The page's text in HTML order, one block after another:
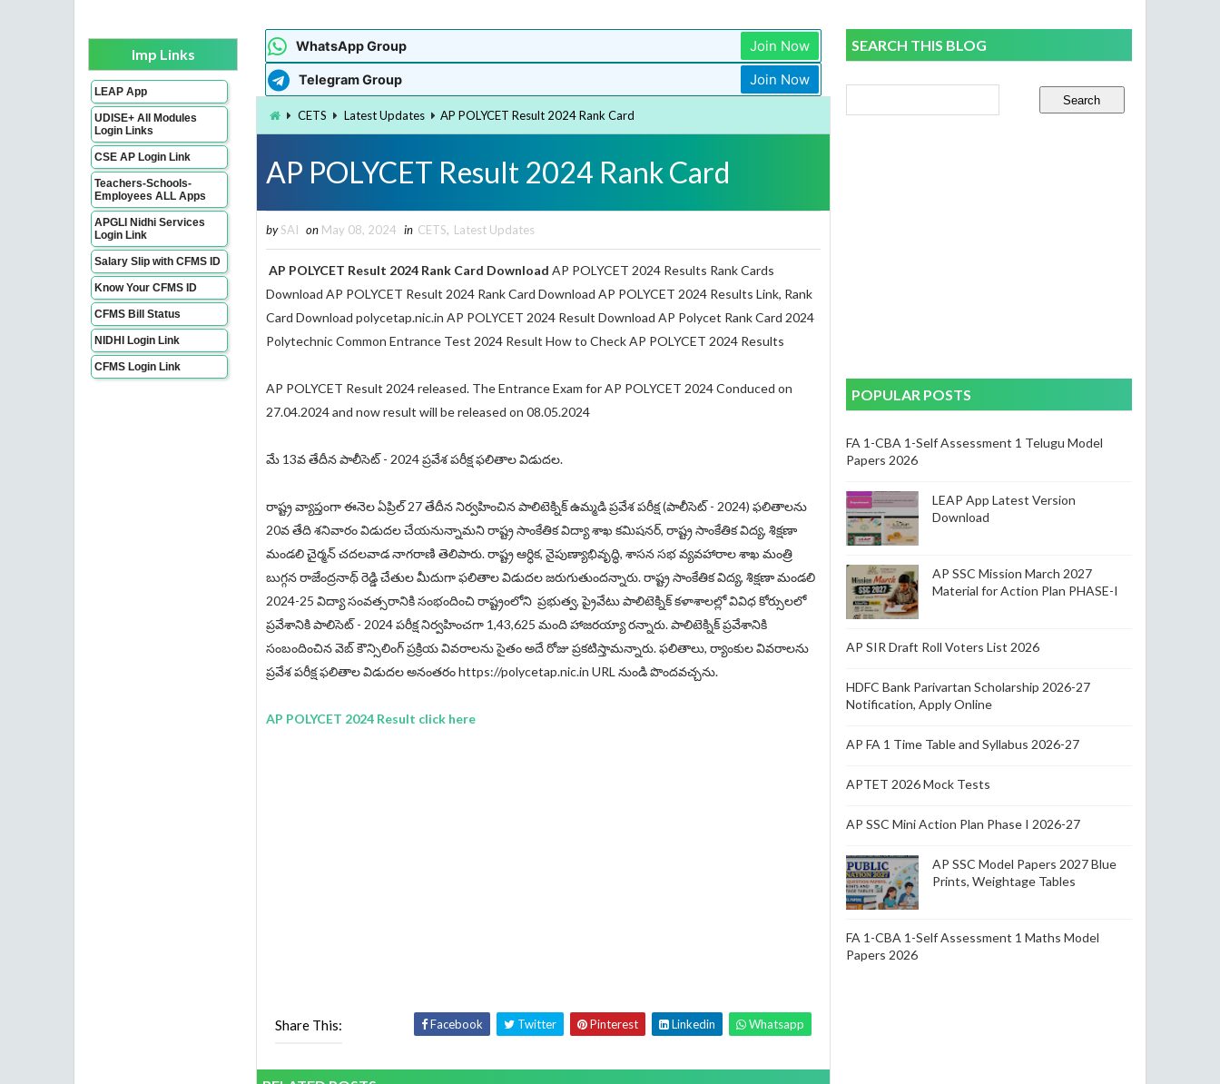
Imp Links
LEAP App
UDISE+ All Modules
Login Links
CSE AP Login Link
Teachers-Schools-
Employees ALL Apps
APGLI Nidhi Services
Login Link
Salary Slip with CFMS ID
Know Your CFMS ID
CFMS Bill Status
NIDHI Login Link
CFMS Login Link
WhatsApp Group Join Now
Telegram Group Join Now
CETS Latest Updates AP POLYCET Result 2024 Rank Card
AP POLYCET Result 2024 Rank Card
by SAI on May 08, 2024 in CETS, Latest Updates
AP POLYCET Result 2024 Rank Card Download AP POLYCET 2024 Results Rank Cards
Download AP POLYCET Result 2024 Rank Card Download AP POLYCET 2024 Results Link, Rank
Card Download polycetap.nic.in AP POLYCET 2024 Result Download AP Polycet Rank Card 2024
Polytechnic Common Entrance Test 2024 Result How to Check AP POLYCET 2024 Results
AP POLYCET Result 2024 released. The Entrance Exam for AP POLYCET 2024 Conduced on
27.04.2024 and now result will be released on 08.05.2024
మే 13వ తేదీన పాలీసెట్ - 2024 ప్రవేశ పరీక్ష ఫలితాల విడుదల.
రాష్ట్ర వ్యాప్తంగా ఈనెల ఏప్రిల్ 27 తేదీన నిర్వహించిన పాలిటెక్నిక్ ఉమ్మడి ప్రవేశ పరీక్ష (పాలీసెట్ - 2024) ఫలితాలను
20వ తేది శనివారం విడుదల చేయనున్నామని రాష్ట్ర సాంకేతిక విద్యా శాఖ కమిషనర్, రాష్ట్ర సాంకేతిక విద్య, శిక్షణా
మండలి చైర్మన్ చదలవాడ నాగరాణి తెలిపారు. రాష్ట్ర ఆర్ధిక, నైపుణ్యాభివృద్ధి, శాసన సభ వ్యవహారాల శాఖ మంత్రి
బుగ్గన రాజేంద్రనాథ్ రెడ్డి చేతుల మీదుగా ఫలితాల విడుదల జరుగుతుందన్నారు. రాష్ట్ర సాంకేతిక విద్య, శిక్షణా మండలి
2024-25 విద్యా సంవత్సరానికి సంభందించి రాష్ట్రంలోని ప్రభుత్వ, ప్రైవేటు పాలిటెక్నిక్ కళాశాలల్లో వివిధ కోర్సులలో
ప్రవేశానికి పాలిసెట్ - 2024 పరీక్ష నిర్వహించగా 1,43,625 మంది హాజరయ్యా రన్నారు. పాలిటెక్నిక్ ప్రవేశానికి
సంబందించిన వెబ్ కౌన్సిలింగ్ ప్రక్రియ వివరాలను సైతం అదే రోజు ప్రకటిస్తామన్నారు. ఫలితాలు, ర్యాంకుల వివరాలను
ప్రవేశ పరీక్ష ఫలితాల విడుదల అనంతరం https://polycetap.nic.in URL నుండి పొందవచ్చను.
AP POLYCET 2024 Result click here
Share This: Facebook Twitter Pinterest Linkedin Whatsapp
SEARCH THIS BLOG
POPULAR POSTS
FA 1-CBA 1-Self Assessment 1 Telugu Model
Papers 2026
LEAP App Latest Version
Download
AP SSC Mission March 2027
Material for Action Plan PHASE-I
AP SIR Draft Roll Voters List 2026
HDFC Bank Parivartan Scholarship 2026-27
Notification, Apply Online
AP FA 1 Time Table and Syllabus 2026-27
APTET 2026 Mock Tests
AP SSC Mini Action Plan Phase I 2026-27
AP SSC Model Papers 2027 Blue
Prints, Weightage Tables
FA 1-CBA 1-Self Assessment 1 Maths Model
Papers 2026